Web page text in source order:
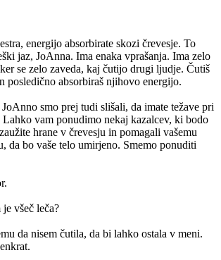
energijo absorbirate skozi črevesje. To
jaz, JoAnna. Ima enaka vprašanja. Ima zelo
se zelo zaveda, kaj čutijo drugi ljudje. Čutiš
posledično absorbiraš njihovo energijo.
smo prej tudi slišali, da imate težave pri
vam ponudimo nekaj kazalcev, ki bodo
hrane v črevesju in pomagali vašemu
da bo vaše telo umirjeno. Smemo ponuditi
všeč leča?
da nisem čutila, da bi lahko ostala v meni.